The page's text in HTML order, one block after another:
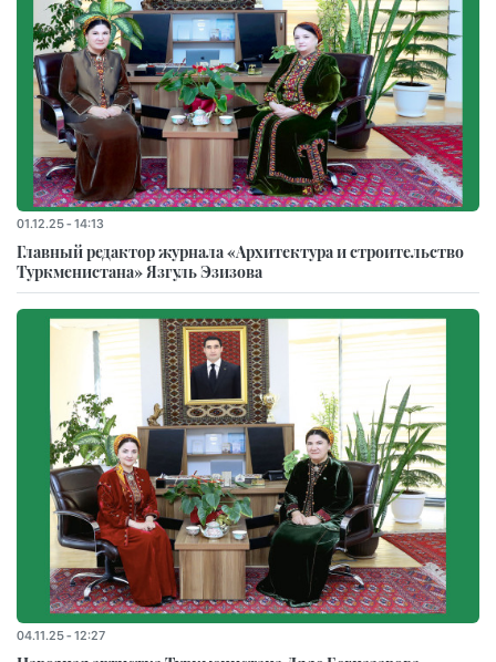
01.12.25 - 14:13
Главный редактор журнала «Архитектура и строительство
Туркменистана» Язгуль Эзизова
04.11.25 - 12:27